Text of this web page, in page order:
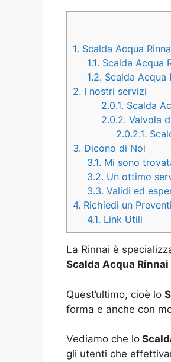
1. Scalda Acqua
1.1. Scalda Acqua
1.2. Scalda Acqua
2. I nostri servizi
2.0.1. Scalda
2.0.2. Valvola
2.0.2.1.
3. Dicono di Noi
3.1. Mi sono
3.2. Un ottimo
3.3. Validi ed
4. Richiedi un
4.1. Link Utili
La Rinnai è
Scalda Acqua
Quest’ultimo, cioè lo
forma e anche con
Vediamo che lo
gli utenti che